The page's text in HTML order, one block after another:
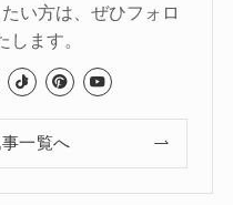
い方は、ぜひフォロ
します。
一覧へ